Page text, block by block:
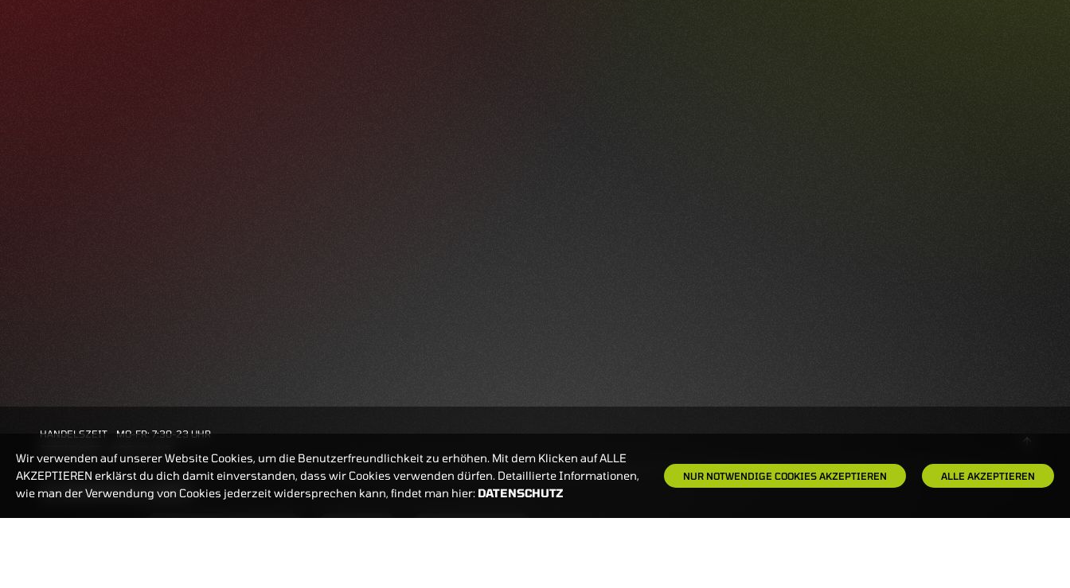
BANKEINSTELLUNGEN
HANDELSZEIT
MO-FR: 7:30-23 UHR
Wir verwenden auf unserer Website Cookies, um die Benutzerfreundlichkeit zu erhöhen. Mit dem Klicken auf ALLE
AKZEPTIEREN erklärst du dich damit einverstanden, dass wir Cookies verwenden dürfen. Detaillierte Informationen,
wie man der Verwendung von Cookies jederzeit widersprechen kann, findet man hier: DATENSCHUTZ
NUR NOTWENDIGE COOKIES AKZEPTIEREN ALLE AKZEPTIEREN